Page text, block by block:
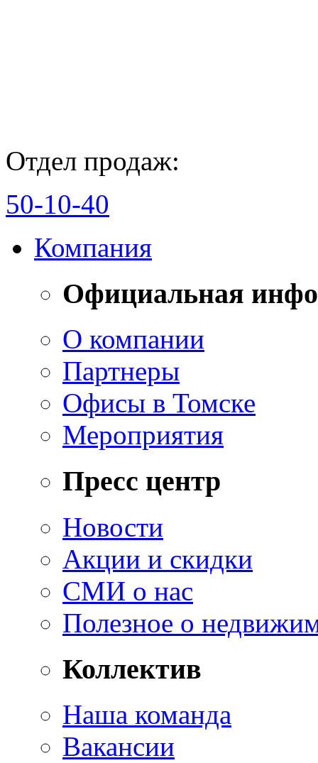
Отдел продаж:
50-10-40
Компания
Официальная
О компании
Партнеры
Офисы в Томске
Мероприятия
Пресс центр
Новости
Акции и скидки
СМИ о нас
Полезное о
Коллектив
Наша команда
Вакансии